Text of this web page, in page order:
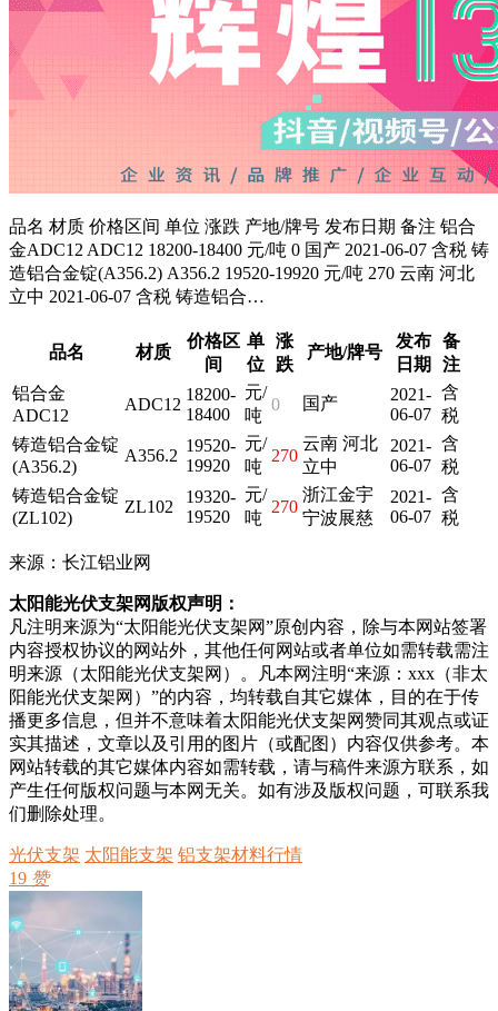
品名 材质 价格区间 单位 涨跌 产地/牌号 发布日期 备注 铝合
金ADC12 ADC12 18200-18400 元/吨 0 国产 2021-06-07 含税 铸
造铝合金锭(A356.2) A356.2 19520-19920 元/吨 270 云南 河北
立中 2021-06-07 含税 铸造铝合…
品名 材质
价格区
间
单
位
涨
跌
产地/牌号
发布
日期
备
注
铝合金
ADC12
ADC12
18200-
18400
元/
吨
0 国产
2021-
06-07
含
税
铸造铝合金锭
(A356.2)
A356.2
19520-
19920
元/
吨
270
云南 河北
立中
2021-
06-07
含
税
铸造铝合金锭
(ZL102)
ZL102
19320-
19520
元/
吨
270
浙江金宇
宁波展慈
2021-
06-07
含
税
来源：长江铝业网
太阳能光伏支架网版权声明：
凡注明来源为“太阳能光伏支架网”原创内容，除与本网站签署
内容授权协议的网站外，其他任何网站或者单位如需转载需注
明来源（太阳能光伏支架网）。凡本网注明“来源：xxx（非太
阳能光伏支架网）”的内容，均转载自其它媒体，目的在于传
播更多信息，但并不意味着太阳能光伏支架网赞同其观点或证
实其描述，文章以及引用的图片（或配图）内容仅供参考。本
网站转载的其它媒体内容如需转载，请与稿件来源方联系，如
产生任何版权问题与本网无关。如有涉及版权问题，可联系我
们删除处理。
光伏支架 太阳能支架 铝支架材料行情
19 赞